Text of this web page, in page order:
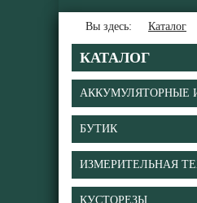
Вы здесь: Каталог
КАТАЛОГ
АККУМУЛЯТОРНЫЕ
БУТИК
ИЗМЕРИТЕЛЬНАЯ
КУСТОРЕЗЫ